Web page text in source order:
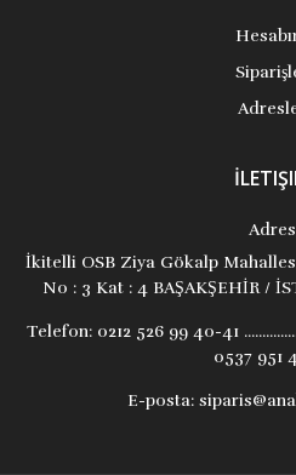
Adres
İkitelli OSB Ziya Gökalp
No : 3 Kat : 4 BAŞAKŞEHİR /
Telefon:0212 526 99 40-41
0537 951
E-posta: